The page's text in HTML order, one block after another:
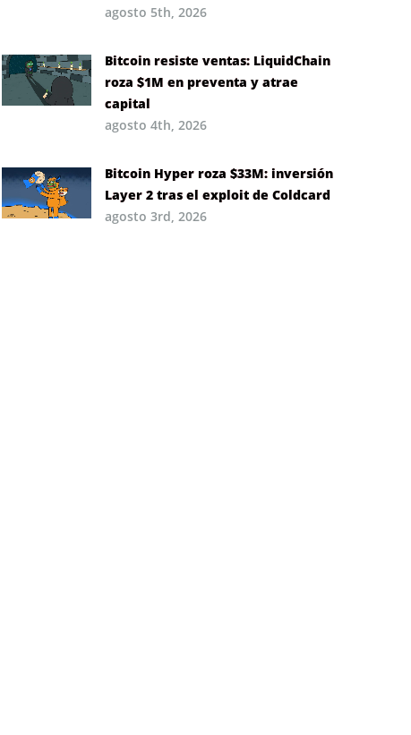
agosto 5th, 2026
Bitcoin resiste ventas: LiquidChain
roza $1M en preventa y atrae
capital
agosto 4th, 2026
Bitcoin Hyper roza $33M: inversión
Layer 2 tras el exploit de Coldcard
agosto 3rd, 2026